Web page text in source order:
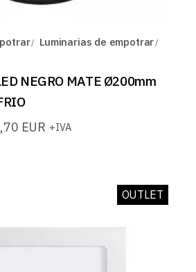
Luminarias de empotrar
NEGRO MATE Ø200mm
EUR +IVA
OUTLET